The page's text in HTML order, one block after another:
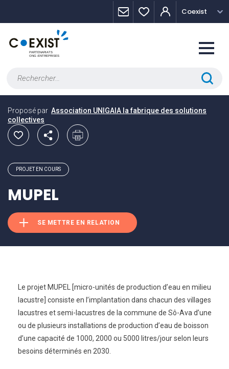
Coexist
Proposé par Association UNIGAIA la fabrique des solutions
collectives
PROJET EN COURS
MUPEL
SE METTRE EN RELATION
Le projet MUPEL [micro-unités de production d’eau en milieu
lacustre] consiste en l’implantation dans chacun des villages
lacustres et semi-lacustres de la commune de Sô-Ava d’une
ou de plusieurs installations de production d’eau de boisson
d’une capacité de 1000, 2000 ou 5000 litres/jour selon leurs
besoins déterminés en 2030.